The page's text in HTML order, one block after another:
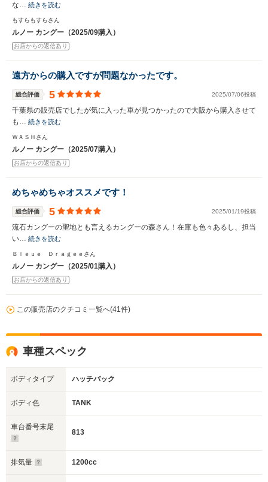
な… 続きを読む
もすらもすらさん
ルノー カングー（2025/09購入）
お店からの返信あり
遠方からの購入ですが問題なかったです。
総合評価 5 2025/07/06投稿
千葉県の販売店でしたが気に入った車が見つかったので大阪から購入させて
も… 続きを読む
ＷＡＳＨさん
ルノー カングー（2025/07購入）
お店からの返信あり
めちゃめちゃオススメです！
総合評価 5 2025/01/19投稿
流石カングーの聖地とも言えるカングーの森さん！在庫も色々あるし、担当
い… 続きを読む
Ｂｌｅｕｅ Ｄｒａｇｅｅさん
ルノー カングー（2025/01購入）
お店からの返信あり
この販売店のクチコミ一覧へ(41件)
車種スペック
ボディタイプ ハッチバック
ボディ色 TANK
車台番号末尾
813
排気量 1200cc